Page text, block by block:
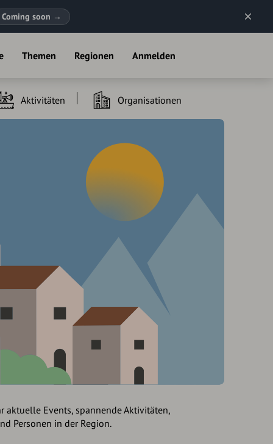
Coming soon →
Themen Regionen Anmelden
Aktivitäten Organisationen
aktuelle Events, spannende Aktivitäten,
Personen in der Region.